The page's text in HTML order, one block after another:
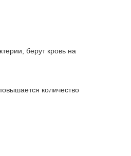
берут кровь на
количество